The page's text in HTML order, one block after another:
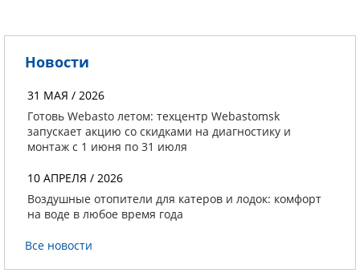
Новости
31 МАЯ / 2026
Готовь Webasto летом: техцентр Webastomsk
запускает акцию со скидками на диагностику и
монтаж с 1 июня по 31 июля
10 АПРЕЛЯ / 2026
Воздушные отопители для катеров и лодок: комфорт
на воде в любое время года
Все новости